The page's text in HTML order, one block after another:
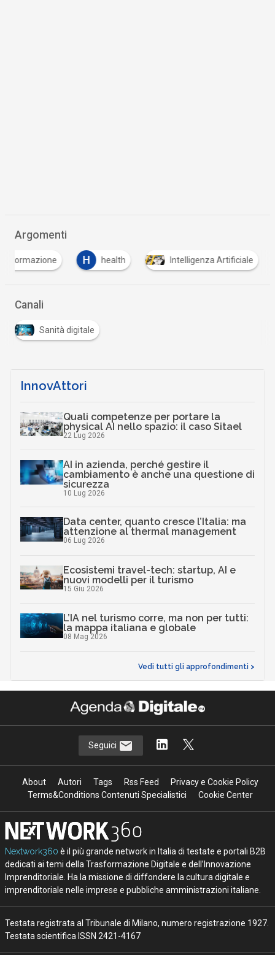
Argomenti
H health Intelligenza Artificiale M medici
Canali
Sanità digitale
InnovAttori
Quali competenze per portare la
physical AI nello spazio: il caso Sitael
22 Lug 2026
AI in azienda, perché gestire il
cambiamento è anche una questione di
sicurezza
10 Lug 2026
Data center, quanto cresce l’Italia: ma
attenzione al thermal management
06 Lug 2026
Ecosistemi travel-tech: startup, AI e
nuovi modelli per il turismo
15 Giu 2026
L’IA nel turismo corre, ma non per tutti:
la mappa italiana e globale
08 Mag 2026
Vedi tutti gli approfondimenti >
Seguici
About Autori Tags Rss Feed
Privacy e Cookie Policy
Terms&Conditions Contenuti Specialistici
Cookie Center
Nextwork360 è il più grande network in Italia di testate e portali B2B
dedicati ai temi della Trasformazione Digitale e dell’Innovazione
Imprenditoriale. Ha la missione di diffondere la cultura digitale e
imprenditoriale nelle imprese e pubbliche amministrazioni italiane.
Testata registrata al Tribunale di Milano, numero registrazione 1927.
Testata scientifica ISSN 2421-4167